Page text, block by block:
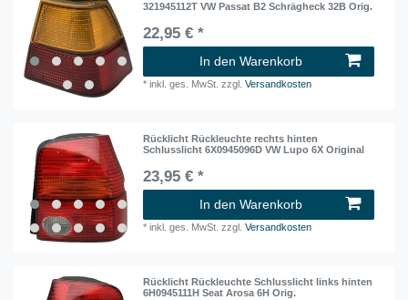
321945112T VW Passat B2 Schrägheck 32B Orig.
22,95 € *
In den Warenkorb
*inkl. ges. MwSt. zzgl.Versandkosten
Rücklicht Rückleuchte rechts hinten
Schlusslicht 6X0945096D VW Lupo 6X Original
23,95 € *
In den Warenkorb
*inkl. ges. MwSt. zzgl.Versandkosten
Rücklicht Rückleuchte Schlusslicht links hinten
6H0945111H Seat Arosa 6H Orig.